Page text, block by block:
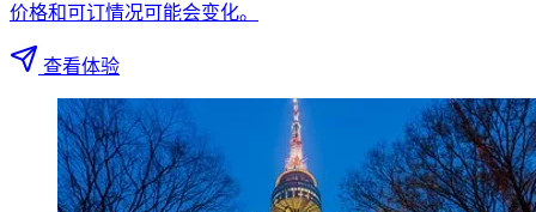
价格和可订情况可能会变化。
查看体验